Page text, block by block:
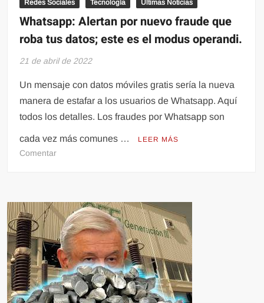
Redes Sociales Tecnología Últimas Noticias
Whatsapp: Alertan por nuevo fraude que
roba tus datos; este es el modus operandi.
21 de abril de 2022
Un mensaje con datos móviles gratis sería la nueva
manera de estafar a los usuarios de Whatsapp. Aquí
todos los detalles. Los fraudes por Whatsapp son
cada vez más comunes … LEER MÁS
Comentaren
nuevo
fraude
que
roba
tus
datos;
este